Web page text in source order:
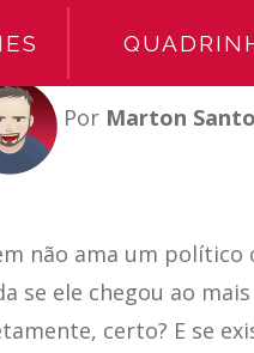
Por Marton
não ama um
se ele chegou ao
certo? E se